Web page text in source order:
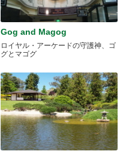
Gog and Magog
ロイヤル・アーケードの守護神、ゴ
グとマゴグ